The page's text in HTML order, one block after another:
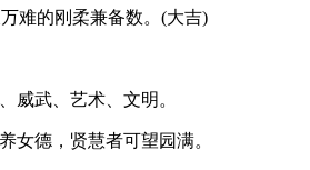
难的刚柔兼备数。(大吉)
武、艺术、文明。
德，贤慧者可望园满。